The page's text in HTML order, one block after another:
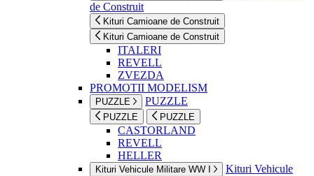
de Construit
Kituri Camioane de Construit
Kituri Camioane de Construit
ITALERI
REVELL
ZVEZDA
PROMOTII MODELISM
PUZZLE PUZZLE
PUZZLE PUZZLE
CASTORLAND
REVELL
HELLER
Kituri Vehicule Militare WW I
Kituri Vehicule